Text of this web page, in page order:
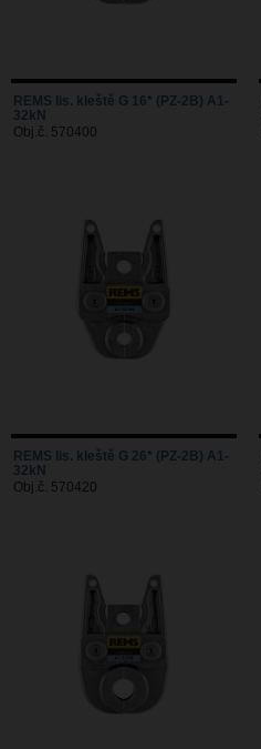
REMS lis. kleště G 16* (PZ-2B) A1-
32kN
Obj.č. 570400
REMS lis. kleště G 26* (PZ-2B) A1-
32kN
Obj.č. 570420